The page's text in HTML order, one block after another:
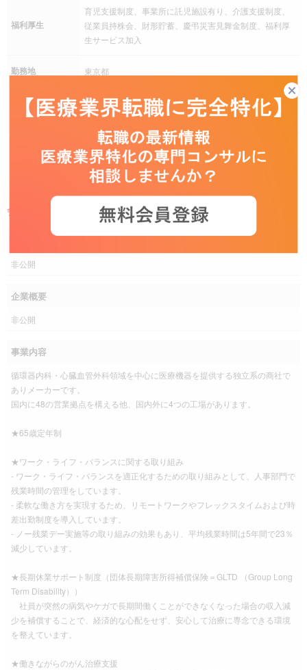
福利厚生
育児支援制度、事業所に託児施設有り、介護支援制度、
従業員持株会、財形貯蓄、慶弔災害見舞金制度、福利厚
生サービス加入
勤務地 東京都
受動喫煙を防止
するための措置
事務所・工場等屋内禁煙
WEB応募する
会社概要
非公開
企業概要
非公開
事業内容
循環器内科・心臓血管外科領域を中心に医療機器を提供する独立系の商社で
ありメーカーです。
国内に48の営業拠点を構える他、国内外に4つの工場があります。
★65歳定年制
★ワーク・ライフ・バランスに関する取り組み
- ワーク・ライフ・バランスを適正化するための取り組みとして、人事部門で
残業時間の管理をしています。
- 柔軟な働き方を実現するため、リモートワークやフレックスタイムおよび時
差出勤制度を導入しています。
- ノー残業デー実施等の取り組みの効果もあり、平均残業時間は5年間で23％
減少しています。
★長期休業サポート制度（団体長期障害所得補償保険＝GLTD （Group Long
Term Disability））
社員が突然の病気やケガで長期間働くことができなくなった場合の収入減
少を補償することで、経済的な心配をせず、安心して治療に専念できる環境
を整えています。
★働きながらのがん治療支援